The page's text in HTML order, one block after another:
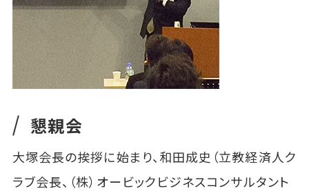
懇親会
大塚会長の挨拶に始まり、和田成史（立教経済人ク
ラブ会長、（株）オービックビジネスコンサルタント